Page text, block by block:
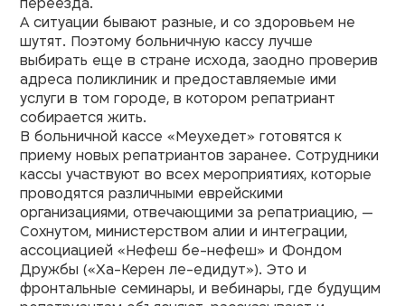
А ситуации бывают разные, и со здоровьем не
шутят. Поэтому больничную кассу лучше
выбирать еще в стране исхода, заодно проверив
адреса поликлиник и предоставляемые ими
услуги в том городе, в котором репатриант
собирается жить.
В больничной кассе «Меухедет» готовятся к
приему новых репатриантов заранее. Сотрудники
кассы участвуют во всех мероприятиях, которые
проводятся различными еврейскими
организациями, отвечающими за репатриацию, —
Сохнутом, министерством алии и интеграции,
ассоциацией «Нефеш бе-нефеш» и Фондом
Дружбы («Ха-Керен ле-едидут»). Это и
фронтальные семинары, и вебинары, где будущим